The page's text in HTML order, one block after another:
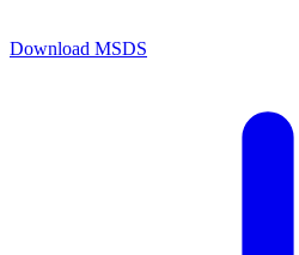
Download MSDS